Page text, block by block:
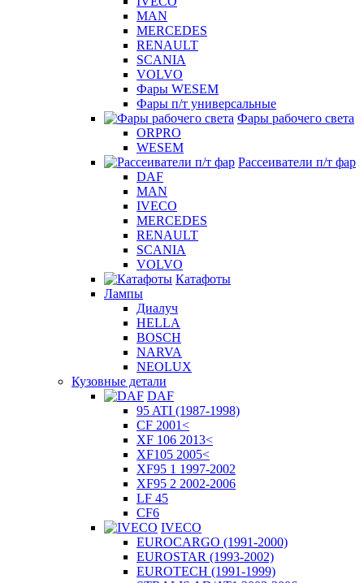
MAN
MERCEDES
RENAULT
SCANIA
VOLVO
Фары WESEM
Фары п/т универсальные
Фары рабочего света
ORPRO
WESEM
Рассеиватели п/т фар
DAF
MAN
IVECO
MERCEDES
RENAULT
SCANIA
VOLVO
Катафоты
Лампы
Диалуч
HELLA
BOSCH
NARVA
NEOLUX
Кузовные детали
DAF
95 ATI (1987-1998)
CF 2001<
XF 106 2013<
XF105 2005<
XF95 1 1997-2002
XF95 2 2002-2006
LF 45
CF6
IVECO
EUROCARGO (1991-2000)
EUROSTAR (1993-2002)
EUROTECH (1991-1999)